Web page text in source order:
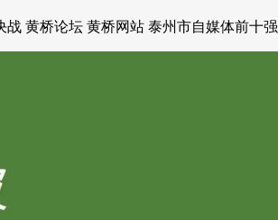
黄桥论坛 黄桥网站 泰州市自媒体前十强